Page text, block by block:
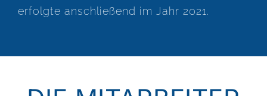
erfolgte anschließend im Jahr 2021.